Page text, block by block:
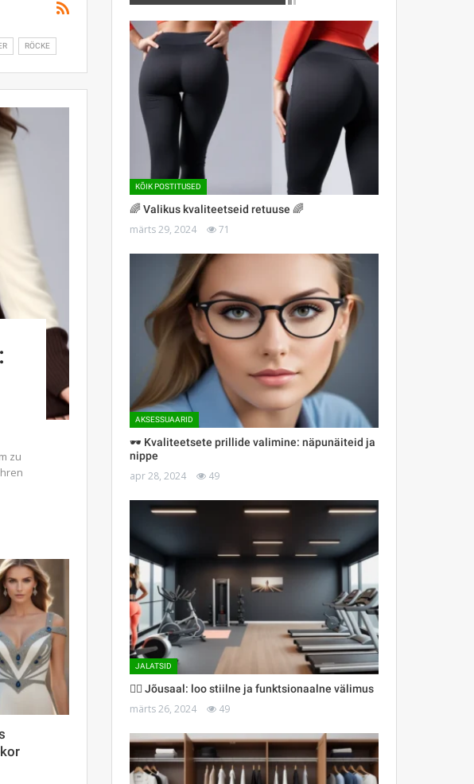
RÖCKE
zu
KÕIK POSTITUSED
🌈 Valikus kvaliteetseid retuuse 🌈
märts 29, 2024 71
AKSESSUAARID
🕶 Kvaliteetsete prillide valimine: näpunäiteid ja
nippe
apr 28, 2024 49
JALATSID
🏋️‍♀️ Jõusaal: loo stiilne ja funktsionaalne välimus
märts 26, 2024 49